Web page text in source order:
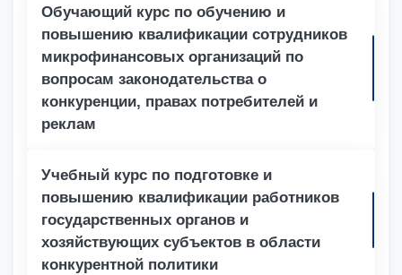
Обучающий курс по обучению и
повышению квалификации сотрудников
микрофинансовых организаций по
вопросам законодательства о
конкуренции, правах потребителей и
реклам
Учебный курс по подготовке и
повышению квалификации работников
государственных органов и
хозяйствующих субъектов в области
конкурентной политики